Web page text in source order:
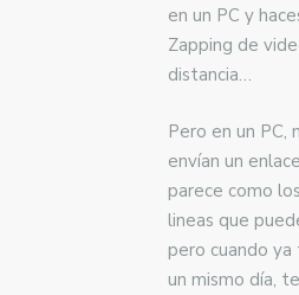
en un PC y
Zapping de
distancia…
Pero en un PC,
envían un
parece como
lineas que
pero cuando
un mismo día,